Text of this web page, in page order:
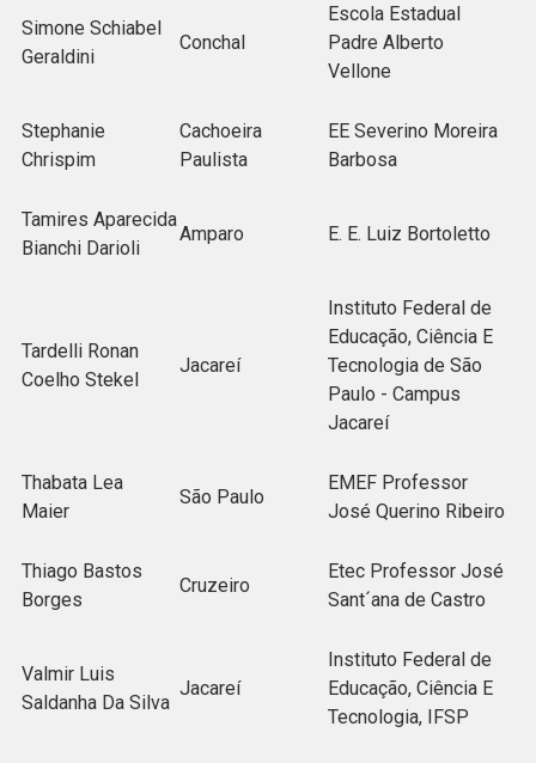
Simone Schiabel
Geraldini
Conchal
Escola Estadual
Padre Alberto
Vellone
Stephanie
Chrispim
Cachoeira
Paulista
EE Severino Moreira
Barbosa
Tamires Aparecida
Bianchi Darioli
Amparo E. E. Luiz Bortoletto
Tardelli Ronan
Coelho Stekel
Jacareí
Instituto Federal de
Educação, Ciência E
Tecnologia de São
Paulo - Campus
Jacareí
Thabata Lea
Maier
São Paulo
EMEF Professor
José Querino Ribeiro
Thiago Bastos
Borges
Cruzeiro
Etec Professor José
Sant´ana de Castro
Valmir Luis
Saldanha Da Silva
Jacareí
Instituto Federal de
Educação, Ciência E
Tecnologia, IFSP